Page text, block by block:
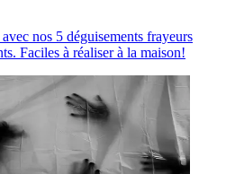
nos 5 déguisements frayeurs
Faciles à réaliser à la maison!